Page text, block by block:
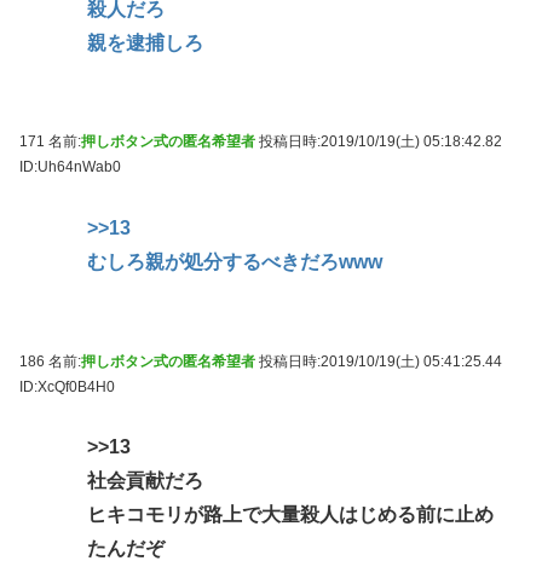
殺人だろ
親を逮捕しろ
171 名前:押しボタン式の匿名希望者 投稿日時:2019/10/19(土) 05:18:42.82
ID:Uh64nWab0
>>13
むしろ親が処分するべきだろwww
186 名前:押しボタン式の匿名希望者 投稿日時:2019/10/19(土) 05:41:25.44
ID:XcQf0B4H0
>>13
社会貢献だろ
ヒキコモリが路上で大量殺人はじめる前に止め
たんだぞ